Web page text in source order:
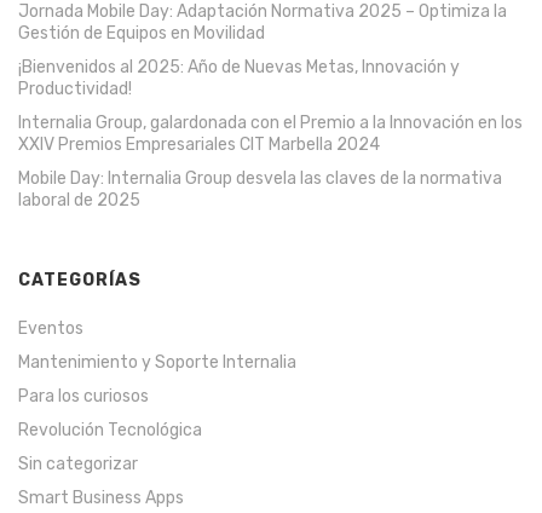
Jornada Mobile Day: Adaptación Normativa 2025 – Optimiza la
Gestión de Equipos en Movilidad
¡Bienvenidos al 2025: Año de Nuevas Metas, Innovación y
Productividad!
Internalia Group, galardonada con el Premio a la Innovación en los
XXIV Premios Empresariales CIT Marbella 2024
Mobile Day: Internalia Group desvela las claves de la normativa
laboral de 2025
CATEGORÍAS
Eventos
Mantenimiento y Soporte Internalia
Para los curiosos
Revolución Tecnológica
Sin categorizar
Smart Business Apps